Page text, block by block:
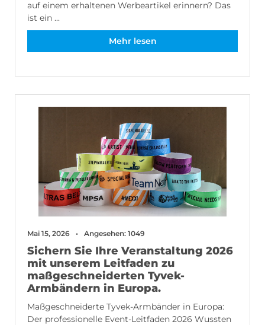
auf einem erhaltenen Werbeartikel erinnern? Das
ist ein ...
Mehr lesen
Mai 15, 2026 Angesehen: 1049
Sichern Sie Ihre Veranstaltung 2026
mit unserem Leitfaden zu
maßgeschneiderten Tyvek-
Armbändern in Europa.
Maßgeschneiderte Tyvek-Armbänder in Europa:
Der professionelle Event-Leitfaden 2026 Wussten